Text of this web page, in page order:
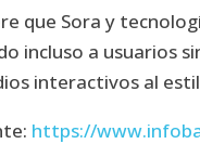
que Sora y
incluso a usuarios
interactivos al
https://